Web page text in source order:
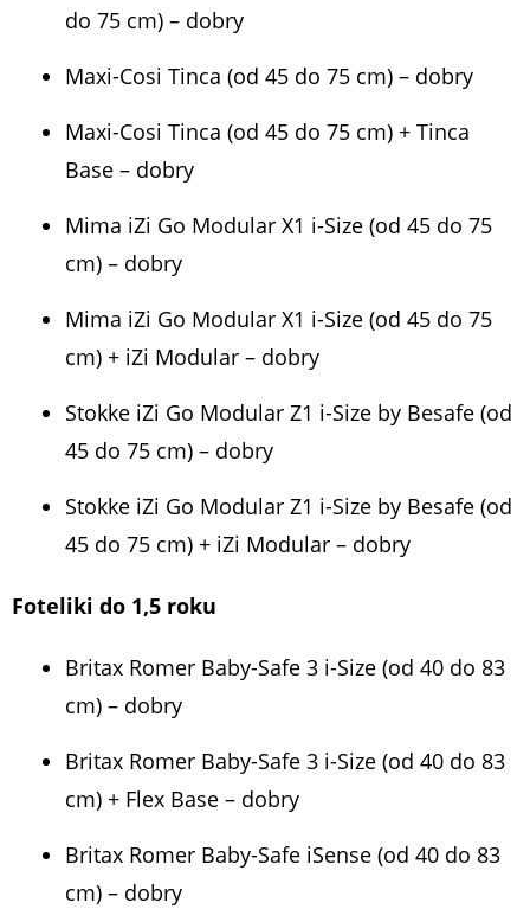
do 75 cm) – dobry
Maxi-Cosi Tinca (od 45 do 75 cm) – dobry
Maxi-Cosi Tinca (od 45 do 75 cm) + Tinca
Base – dobry
Mima iZi Go Modular X1 i-Size (od 45 do 75
cm) – dobry
Mima iZi Go Modular X1 i-Size (od 45 do 75
cm) + iZi Modular – dobry
Stokke iZi Go Modular Z1 i-Size by Besafe (od
45 do 75 cm) – dobry
Stokke iZi Go Modular Z1 i-Size by Besafe (od
45 do 75 cm) + iZi Modular – dobry
Foteliki do 1,5 roku
Britax Romer Baby-Safe 3 i-Size (od 40 do 83
cm) – dobry
Britax Romer Baby-Safe 3 i-Size (od 40 do 83
cm) + Flex Base – dobry
Britax Romer Baby-Safe iSense (od 40 do 83
cm) – dobry